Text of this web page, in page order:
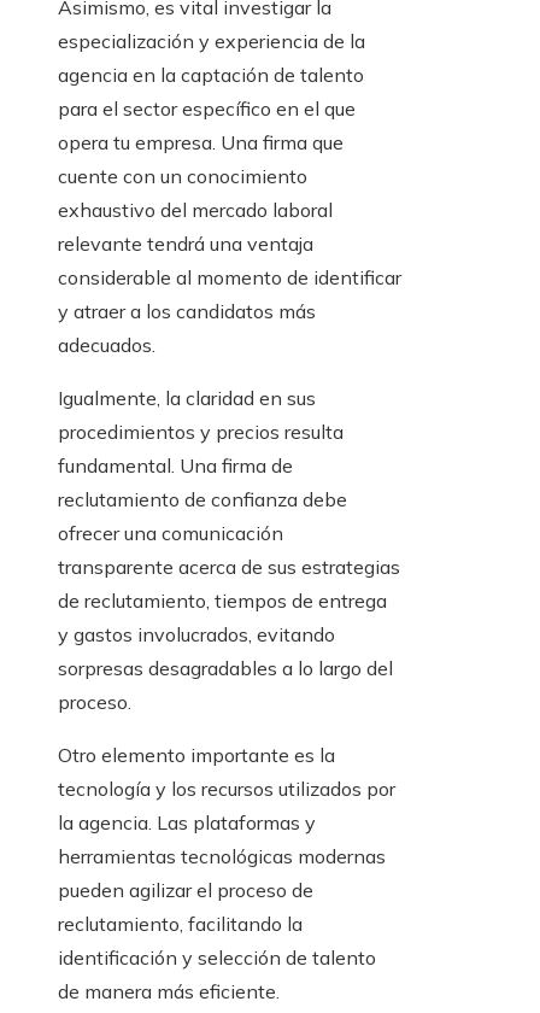
Asimismo, es vital investigar la
especialización y experiencia de la
agencia en la captación de talento
para el sector específico en el que
opera tu empresa. Una firma que
cuente con un conocimiento
exhaustivo del mercado laboral
relevante tendrá una ventaja
considerable al momento de identificar
y atraer a los candidatos más
adecuados.
Igualmente, la claridad en sus
procedimientos y precios resulta
fundamental. Una firma de
reclutamiento de confianza debe
ofrecer una comunicación
transparente acerca de sus estrategias
de reclutamiento, tiempos de entrega
y gastos involucrados, evitando
sorpresas desagradables a lo largo del
proceso.
Otro elemento importante es la
tecnología y los recursos utilizados por
la agencia. Las plataformas y
herramientas tecnológicas modernas
pueden agilizar el proceso de
reclutamiento, facilitando la
identificación y selección de talento
de manera más eficiente.